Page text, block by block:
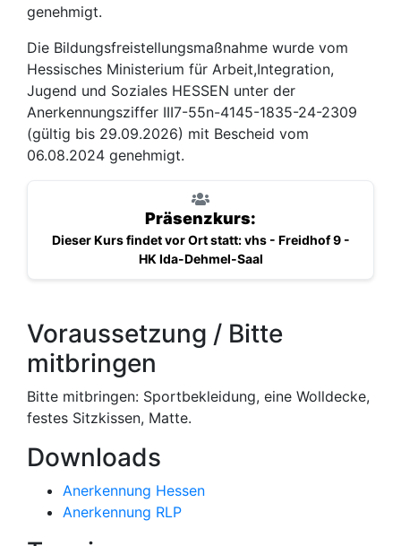
genehmigt.
Die Bildungsfreistellungsmaßnahme wurde vom
Hessisches Ministerium für Arbeit,Integration,
Jugend und Soziales HESSEN unter der
Anerkennungsziffer III7-55n-4145-1835-24-2309
(gültig bis 29.09.2026) mit Bescheid vom
06.08.2024 genehmigt.
Präsenzkurs:
Dieser Kurs findet vor Ort statt: vhs - Freidhof 9 -
HK Ida-Dehmel-Saal
Voraussetzung / Bitte
mitbringen
Bitte mitbringen: Sportbekleidung, eine Wolldecke,
festes Sitzkissen, Matte.
Downloads
Anerkennung Hessen
Anerkennung RLP